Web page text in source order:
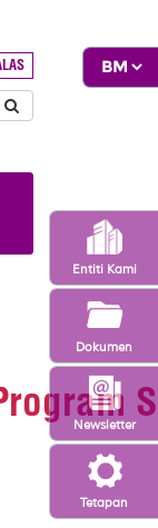
Tetapan
Newsletter
Entiti Kami
Dokumen